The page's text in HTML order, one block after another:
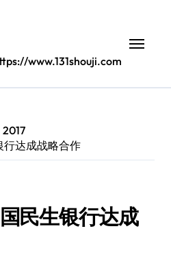
www.131shouji.com
2017
行达成战略合作
民生银行达成